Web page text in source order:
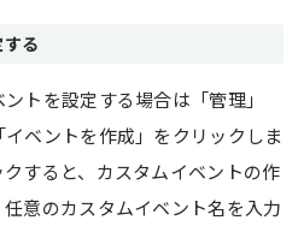
る
トを設定する場合は「管理」
ベントを作成」をクリックしま
すると、カスタムイベントの作
意のカスタムイベント名を入力